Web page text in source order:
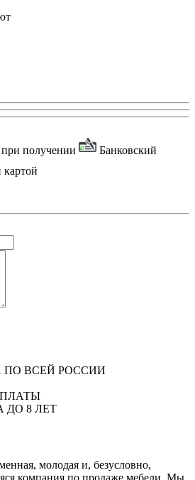
получении
Банковский
картой
ПО ВСЕЙ РОССИИ
ДО 8 ЛЕТ
молодая и, безусловно,
компания по продаже мебели. Мы